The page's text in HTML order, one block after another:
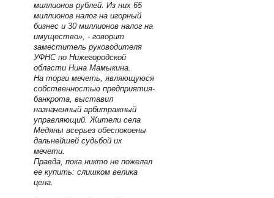
миллионов рублей. Из них 65
миллионов налог на игорный
бизнес и 30 миллионов налог на
имущество», - говорит
заместитель руководителя
УФНС по Нижегородской
области Нина Мамыкина.
На торги мечеть, являющуюся
собственностью предприятия-
банкрота, выставил
назначенный арбитражный
управляющий. Жители села
Медяны всерьез обеспокоены
дальнейшей судьбой их
мечети.
Правда, пока никто не пожелал
ее купить: слишком велика
цена.